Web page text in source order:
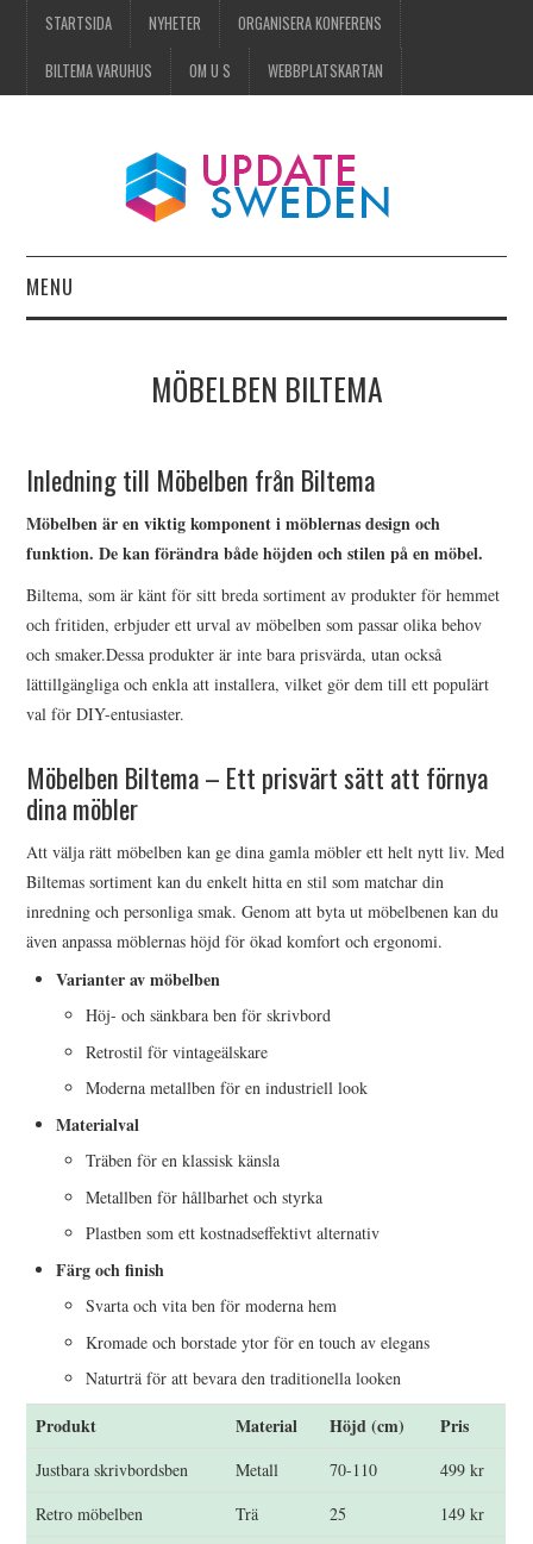
STARTSIDA NYHETER ORGANISERA KONFERENS
BILTEMA VARUHUS OM U S WEBBPLATSKARTAN
MENU
ORGANISERA KONFERENS
BILTEMA VARUHUS
OM U S
WEBBPLATSKARTAN
MÖBELBEN BILTEMA
Inledning till Möbelben från Biltema
Möbelben är en viktig komponent i möblernas design och
funktion. De kan förändra både höjden och stilen på en möbel.
Biltema, som är känt för sitt breda sortiment av produkter för hemmet
och fritiden, erbjuder ett urval av möbelben som passar olika behov
och smaker.Dessa produkter är inte bara prisvärda, utan också
lättillgängliga och enkla att installera, vilket gör dem till ett populärt
val för DIY-entusiaster.
Möbelben Biltema – Ett prisvärt sätt att förnya
dina möbler
Att välja rätt möbelben kan ge dina gamla möbler ett helt nytt liv. Med
Biltemas sortiment kan du enkelt hitta en stil som matchar din
inredning och personliga smak. Genom att byta ut möbelbenen kan du
även anpassa möblernas höjd för ökad komfort och ergonomi.
Varianter av möbelben
Höj- och sänkbara ben för skrivbord
Retrostil för vintageälskare
Moderna metallben för en industriell look
Materialval
Träben för en klassisk känsla
Metallben för hållbarhet och styrka
Plastben som ett kostnadseffektivt alternativ
Färg och finish
Svarta och vita ben för moderna hem
Kromade och borstade ytor för en touch av elegans
Naturträ för att bevara den traditionella looken
Produkt Material Höjd (cm) Pris
Justbara skrivbordsben Metall 70-110
499 kr
Retro möbelben
Trä 25
149 kr